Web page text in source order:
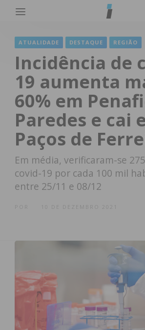
ATUALIDADE DESTAQUE REGIÃO
Incidência de
19 aumenta
60% em
Paredes e cai
Paços de
Em média, verificaram-se
covid-19 por cada 100 mil
entre 25/11 e 08/12